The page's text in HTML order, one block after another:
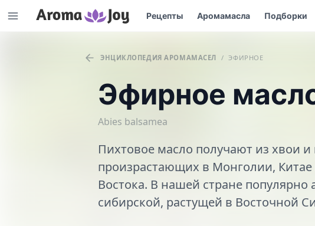
Рецепты Аромамасла Подборки
ЭНЦИКЛОПЕДИЯ АРОМАМАСЕЛ / ЭФИРНОЕ
Эфирное
Abies balsamea
Пихтовое масло получают из хвои и
произрастающих в Монголии, Китае
Востока. В нашей стране
сибирской, растущей в Восточной